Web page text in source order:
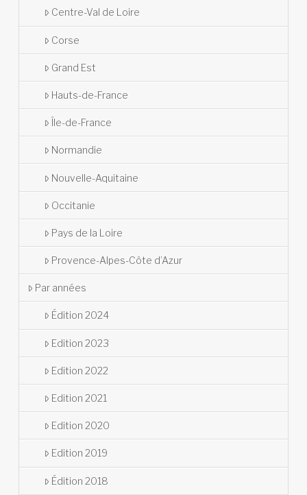
Centre-Val de Loire
Corse
Grand Est
Hauts-de-France
Île-de-France
Normandie
Nouvelle-Aquitaine
Occitanie
Pays de la Loire
Provence-Alpes-Côte d’Azur
Par années
Édition 2024
Edition 2023
Edition 2022
Edition 2021
Edition 2020
Edition 2019
Édition 2018